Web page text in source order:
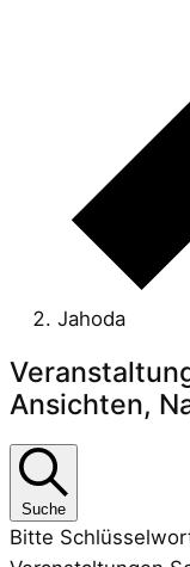
Jahoda
Ansichten,
Suche
Bitte